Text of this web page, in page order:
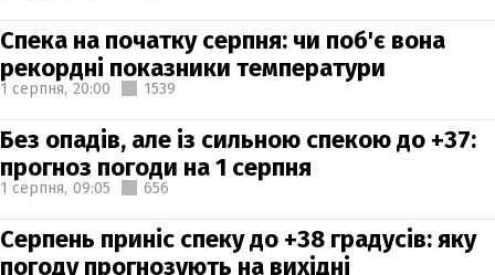
Спека на початку серпня: чи поб'є вона
рекордні показники температури
1 серпня, 20:00 1539
Без опадів, але із сильною спекою до +37:
прогноз погоди на 1 серпня
1 серпня, 09:05 656
Серпень приніс спеку до +38 градусів: яку
погоду прогнозують на вихідні